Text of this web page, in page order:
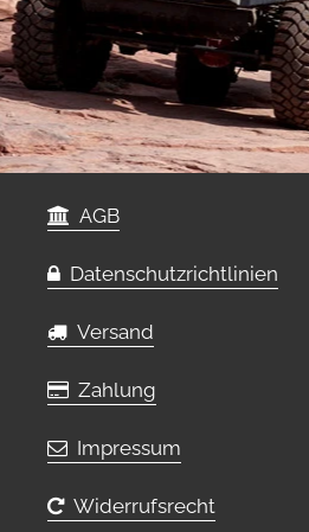
AGB
Datenschutzrichtlinien
Versand
Zahlung
Impressum
Widerrufsrecht